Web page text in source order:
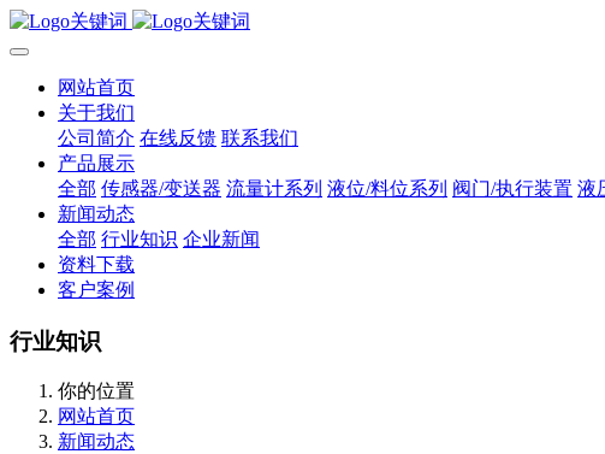
网站首页
关于我们
公司简介 在线反馈 联系我们
产品展示
全部 传感器/变送器 流量计系列 液位/料位系列 阀门/执行装置 液
新闻动态
全部 行业知识 企业新闻
资料下载
客户案例
行业知识
你的位置
网站首页
新闻动态